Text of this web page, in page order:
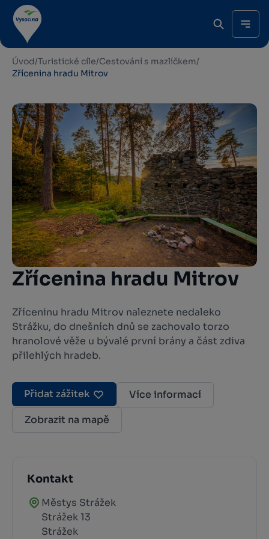
Úvod/Turistické cíle/Cestování s mazlíčkem/
Zřícenina hradu Mitrov
Zřícenina hradu Mitrov
Zříceninu hradu Mitrov naleznete nedaleko
Strážku, do dnešních dnů se zachovalo torzo
hranolové věže u bývalé první brány a část zdiva
přilehlých hradeb.
Přidat zážitek
Více informací
Zobrazit na mapě
Kontakt
Městys Strážek
Strážek 13
Strážek